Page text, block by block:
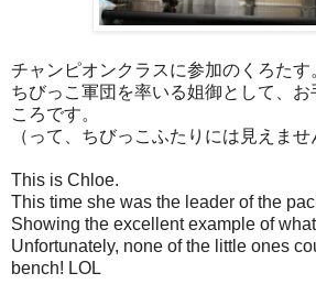
チャンピオンクラスに参加のくろたす
ちびっこ軍団を率いる姐御として、お
ころです。
（って、ちびっこふたりには見えませ
This is Chloe.
This time she was the leader of the
Showing the excellent example of
Unfortunately, none of the little ones
bench! LOL